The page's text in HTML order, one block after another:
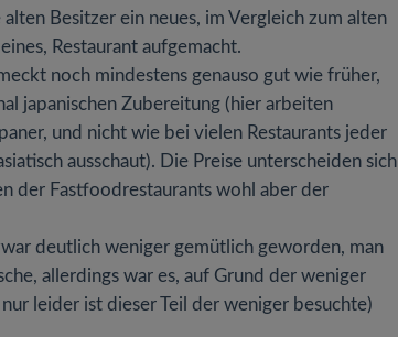
alten Besitzer ein neues, im Vergleich zum alten
Restaurant aufgemacht.
noch mindestens genauso gut wie früher,
japanischen Zubereitung (hier arbeiten
und nicht wie bei vielen Restaurants jeder
ausschaut). Die Preise unterscheiden sich
der Fastfoodrestaurants wohl aber der
deutlich weniger gemütlich geworden, man
allerdings war es, auf Grund der weniger
leider ist dieser Teil der weniger besuchte)